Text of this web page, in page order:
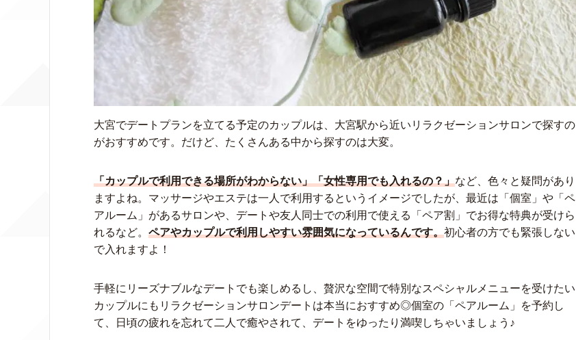
大宮でデートプランを立てる予定のカップルは、大宮駅から近いリラクゼーションサロンで探すの
がおすすめです。だけど、たくさんある中から探すのは大変。
「カップルで利用できる場所がわからない」「女性専用でも入れるの？」など、色々と疑問があり
ますよね。マッサージやエステは一人で利用するというイメージでしたが、最近は「個室」や「ペ
アルーム」があるサロンや、デートや友人同士での利用で使える「ペア割」でお得な特典が受けら
れるなど。 ペアやカップルで利用しやすい雰囲気になっているんです。初心者の方でも緊張しない
で入れますよ！
手軽にリーズナブルなデートでも楽しめるし、贅沢な空間で特別なスペシャルメニューを受けたい
カップルにもリラクゼーションサロンデートは本当におすすめ◎個室の「ペアルーム」を予約し
て、日頃の疲れを忘れて二人で癒やされて、デートをゆったり満喫しちゃいましょう♪